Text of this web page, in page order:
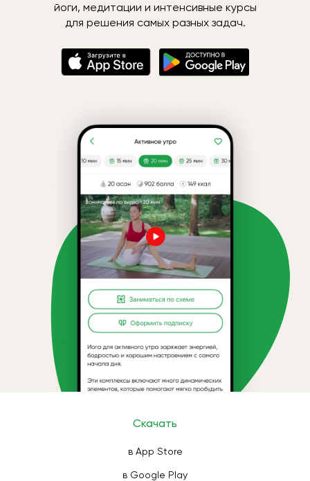
йоги, медитации и интенсивные курсы
для решения самых разных задач.
Скачать
в App Store
в Google Play